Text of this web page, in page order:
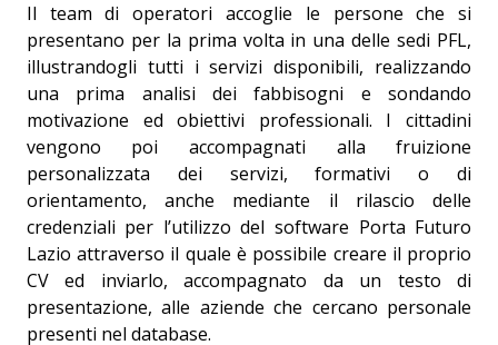
Il team di operatori accoglie le persone che si
presentano per la prima volta in una delle sedi PFL,
illustrandogli tutti i servizi disponibili, realizzando
una prima analisi dei fabbisogni e sondando
motivazione ed obiettivi professionali. I cittadini
vengono poi accompagnati alla fruizione
personalizzata dei servizi, formativi o di
orientamento, anche mediante il rilascio delle
credenziali per l’utilizzo del software Porta Futuro
Lazio attraverso il quale è possibile creare il proprio
CV ed inviarlo, accompagnato da un testo di
presentazione, alle aziende che cercano personale
presenti nel database.